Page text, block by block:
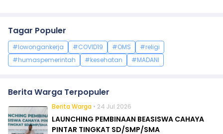
Tagar Populer
#lowongankerja #COVID19 #OMS
#religi
#humaspemerintah
#kesehatan #MADANI
Berita Warga Terpopuler
Berita Warga • 24 Jul 2026
LAUNCHING PEMBINAAN BEASISWA CAHAYA
PINTAR TINGKAT SD/SMP/SMA